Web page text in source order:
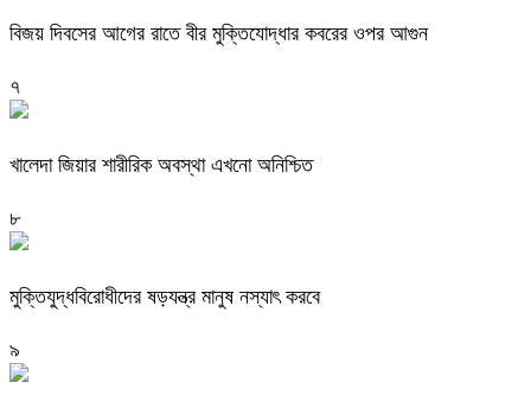
বিজয় দিবসের আগের রাতে বীর মুক্তিযোদ্ধার কবরের ওপর আগুন
৭
খালেদা জিয়ার শারীরিক অবস্থা এখনো অনিশ্চিত
৮
মুক্তিযুদ্ধবিরোধীদের ষড়যন্ত্র মানুষ নস্যাৎ করবে
৯